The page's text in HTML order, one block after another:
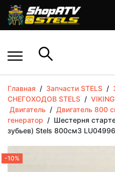
Главная / Запчасти STELS /
СНЕГОХОДОВ STELS / VIKING
Двигатель / Двигатель 800
генератор / Шестерня
зубьев) Stels 800см3
-10%